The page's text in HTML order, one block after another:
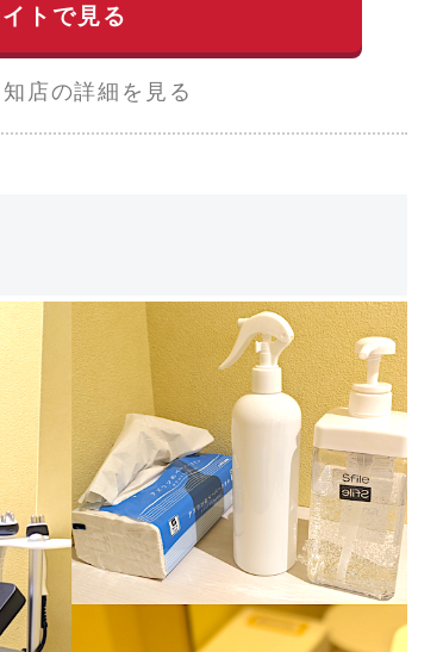
トで見る
店の詳細を見る